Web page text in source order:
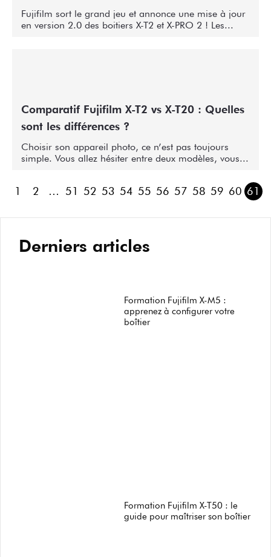
Fujifilm sort le grand jeu et annonce une mise à jour
en version 2.0 des boitiers X-T2 et X-PRO 2 ! Les...
Comparatif Fujifilm X-T2 vs X-T20 : Quelles
sont les différences ?
Choisir son appareil photo, ce n’est pas toujours
simple. Vous allez hésiter entre deux modèles, vous...
1 2 … 51 52 53 54 55 56 57 58 59 60 61
Derniers articles
Formation Fujifilm X-M5 :
apprenez à configurer votre
boîtier
Formation Fujifilm X-T50 : le
guide pour maîtriser son boîtier